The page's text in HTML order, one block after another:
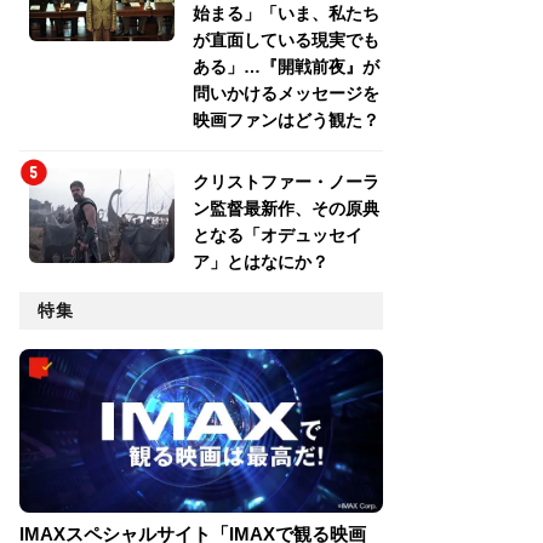
始まる」「いま、私たち
が直面している現実でも
ある」…『開戦前夜』が
問いかけるメッセージを
映画ファンはどう観た？
クリストファー・ノーラ
ン監督最新作、その原典
となる「オデュッセイ
ア」とはなにか？
特集
IMAXスペシャルサイト「IMAXで観る映画